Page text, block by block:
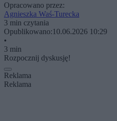
Opracowano przez:
Agnieszka Waś-Turecka
3 min czytania
Opublikowano:10.06.2026 10:29
•
3 min
Rozpocznij dyskusję!
Reklama
Reklama